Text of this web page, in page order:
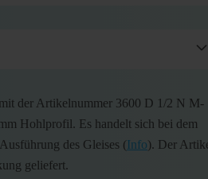
der Artikelnummer 3600 D 1/2 N M-
Hohlprofil. Es handelt sich bei dem
des Gleises (Info). Der
geliefert.